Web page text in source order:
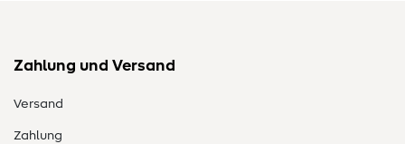
Zahlung und Versand
Versand
Zahlung